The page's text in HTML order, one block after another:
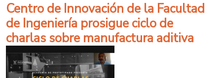
Centro de Innovación de la Facultad
de Ingeniería prosigue ciclo de
charlas sobre manufactura aditiva